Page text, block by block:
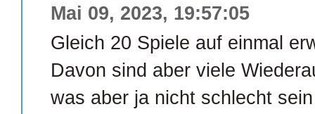
Mai 09, 2023, 19:57:05
Gleich 20 Spiele auf einmal
Davon sind aber viele
was aber ja nicht schlecht